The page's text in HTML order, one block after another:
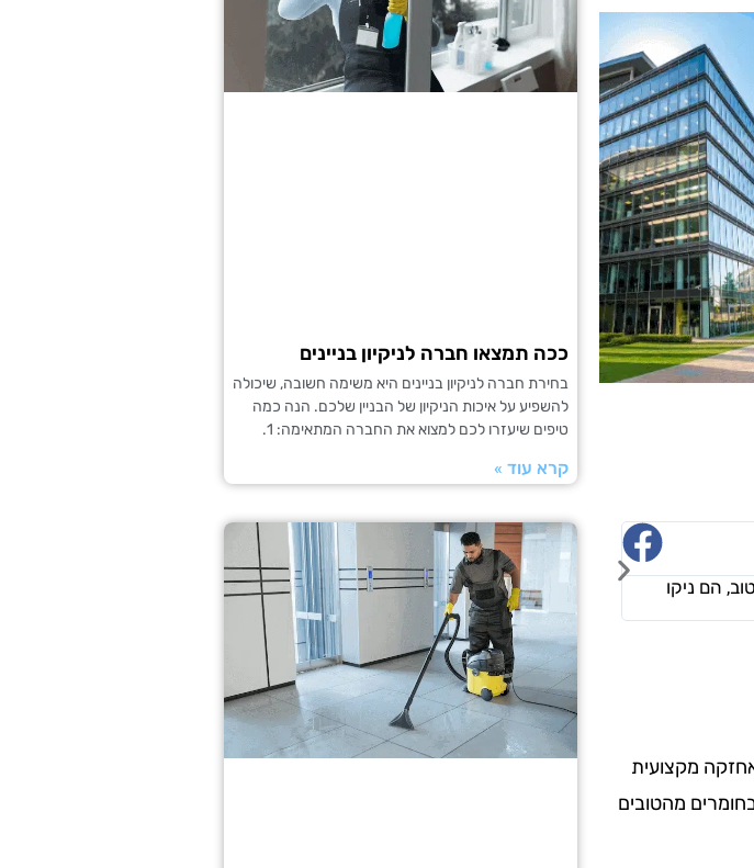
הם ניקו
ורד דמרי
☆
☆
☆
"אני מאוד מרוצה. היה מאוד נחמד והקשיב לכל הבקשות שלי, היה מאוד מקצועי
שביקשתי ולא חשבתי עליהם. הצוות שלו תקתקו עבודה מהר, ממליצה"
מקצועית
מהטובים
ככה תמצאו חברה לניקיון בניינים
בחירת חברה לניקיון בניינים היא משימה חשובה, שיכולה
להשפיע על איכות הניקיון של הבניין שלכם. הנה כמה
טיפים שיעזרו לכם למצוא את החברה המתאימה: 1.
קרא עוד »